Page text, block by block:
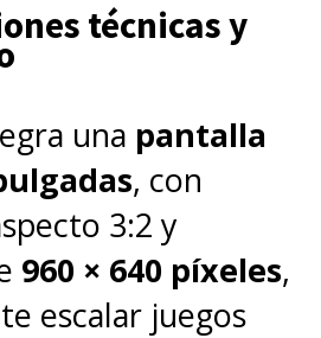
técnicas y
una pantalla
, con
3:2 y
960 × 640 píxeles,
escalar juegos